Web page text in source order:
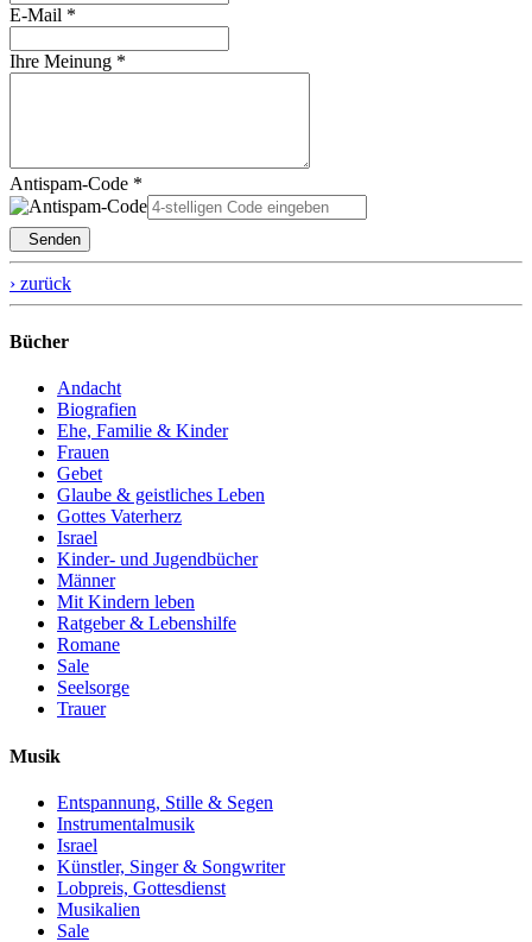
E-Mail *
Ihre Meinung *
Antispam-Code *
Senden
› zurück
Bücher
Andacht
Biografien
Ehe, Familie & Kinder
Frauen
Gebet
Glaube & geistliches Leben
Gottes Vaterherz
Israel
Kinder- und Jugendbücher
Männer
Mit Kindern leben
Ratgeber & Lebenshilfe
Romane
Sale
Seelsorge
Trauer
Musik
Entspannung, Stille & Segen
Instrumentalmusik
Israel
Künstler, Singer & Songwriter
Lobpreis, Gottesdienst
Musikalien
Sale